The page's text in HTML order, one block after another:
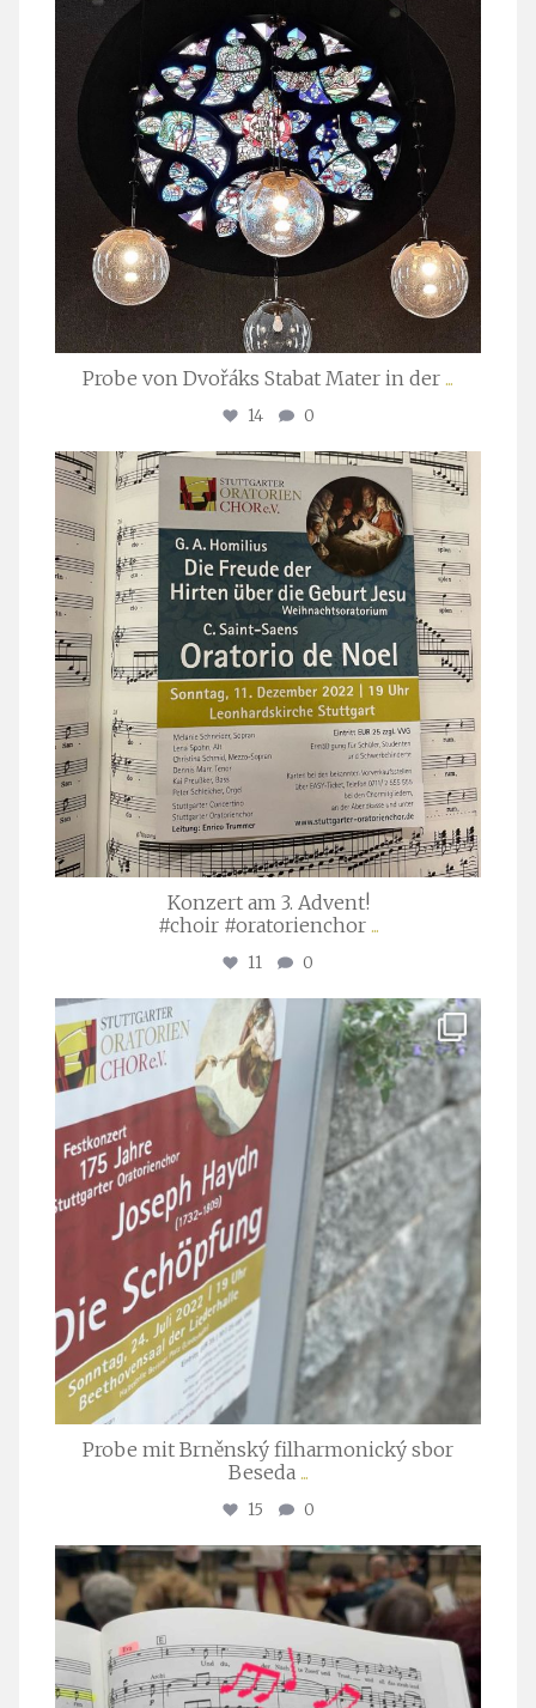
Probe von Dvořáks Stabat Mater in der ...
14 0
stuttgarter_oratorienchor
Nov. 29
Konzert am 3. Advent!
#choir #oratorienchor ...
11 0
stuttgarter_oratorienchor
Juli 23
Probe mit Brněnský filharmonický sbor
Beseda ...
15 0
stuttgarter_oratorienchor
Juli 23